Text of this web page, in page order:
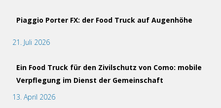
Piaggio Porter FX: der Food Truck auf Augenhöhe
21. Juli 2026
Ein Food Truck für den Zivilschutz von Como: mobile
Verpflegung im Dienst der Gemeinschaft
13. April 2026